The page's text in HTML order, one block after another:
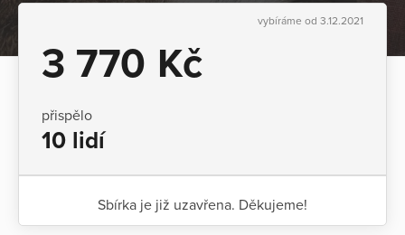
vybíráme od 3.12.2021
3 770 Kč
přispělo
10 lidí
Sbírka je již uzavřena. Děkujeme!